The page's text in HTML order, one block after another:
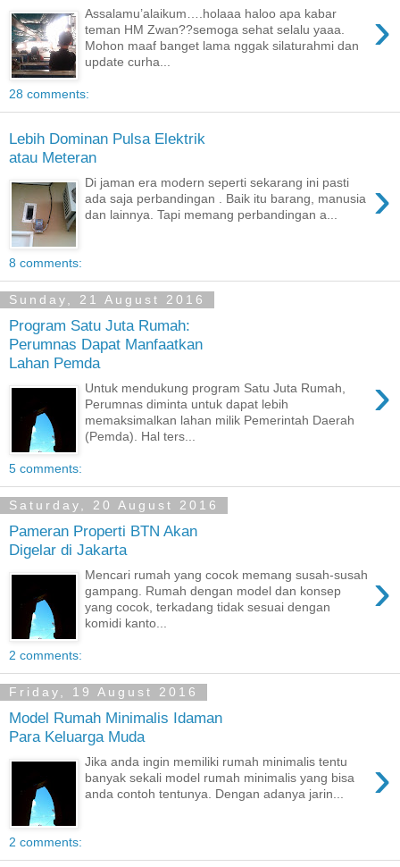
›
Assalamu’alaikum….holaaa haloo apa kabar
teman HM Zwan??semoga sehat selalu yaaa.
Mohon maaf banget lama nggak silaturahmi dan
update curha...
28 comments:
Lebih Dominan Pulsa Elektrik
atau Meteran
›
Di jaman era modern seperti sekarang ini pasti
ada saja perbandingan . Baik itu barang, manusia
dan lainnya. Tapi memang perbandingan a...
8 comments:
Sunday, 21 August 2016
Program Satu Juta Rumah:
Perumnas Dapat Manfaatkan
Lahan Pemda
›
Untuk mendukung program Satu Juta Rumah,
Perumnas diminta untuk dapat lebih
memaksimalkan lahan milik Pemerintah Daerah
(Pemda). Hal ters...
5 comments:
Saturday, 20 August 2016
Pameran Properti BTN Akan
Digelar di Jakarta
›
Mencari rumah yang cocok memang susah-susah
gampang. Rumah dengan model dan konsep
yang cocok, terkadang tidak sesuai dengan
komidi kanto...
2 comments:
Friday, 19 August 2016
Model Rumah Minimalis Idaman
Para Keluarga Muda
›
Jika anda ingin memiliki rumah minimalis tentu
banyak sekali model rumah minimalis yang bisa
anda contoh tentunya. Dengan adanya jarin...
2 comments: